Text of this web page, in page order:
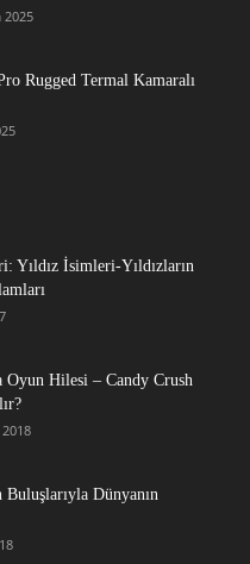
2025
Rugged Termal Kamaralı
Yıldız İsimleri-Yıldızların
Oyun Hilesi – Candy Crush
2018
Buluşlarıyla Dünyanın